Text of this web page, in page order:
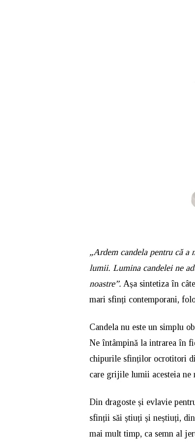
„Ardem candela pentru că a
lumii. Lumina candelei ne
noastre”. Așa sintetiza în
mari sfinți contemporani,
Candela nu este un simplu
Ne întâmpină la intrarea în
chipurile sfinților ocrotitori
care grijile lumii acesteia ne
Din dragoste și evlavie
sfinții săi știuți și neștiuți,
mai mult timp, ca semn al